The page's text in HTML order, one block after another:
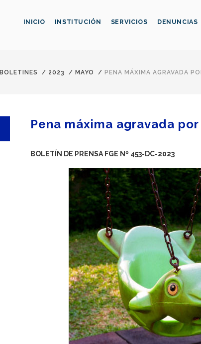
INICIO INSTITUCIÓN SERVICIOS DENUNCIAS
BOLETINES / 2023 / MAYO / PENA MÁXIMA AGRAVADA
Pena máxima agravada
BOLETÍN DE PRENSA FGE Nº 453-DC-2023